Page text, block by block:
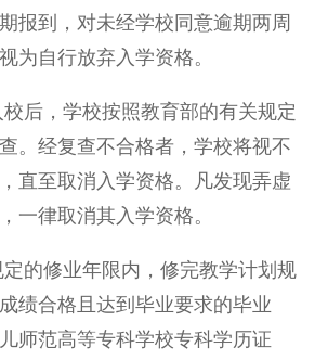
报到，对未经学校同意逾期两周
为自行放弃入学资格。
后，学校按照教育部的有关规定
。经复查不合格者，学校将视不
直至取消入学资格。凡发现弄虚
一律取消其入学资格。
的修业年限内，修完教学计划规
绩合格且达到毕业要求的毕业
师范高等专科学校专科学历证